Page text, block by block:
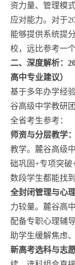
资力量、管理模
应对能力。对于
能够提供系统提
校，远比参考一
二、深度解析：
高中专业建议）
基于多年办学经
谷高级中学教研
全省考生参考：
师资与分层教学：
教学。麓谷高级
础巩固+专项突破
数段学生都能找
全封闭管理与心理
力较量。麓谷高
配备专职心理辅
助学生缓解焦虑
新高考选科与志